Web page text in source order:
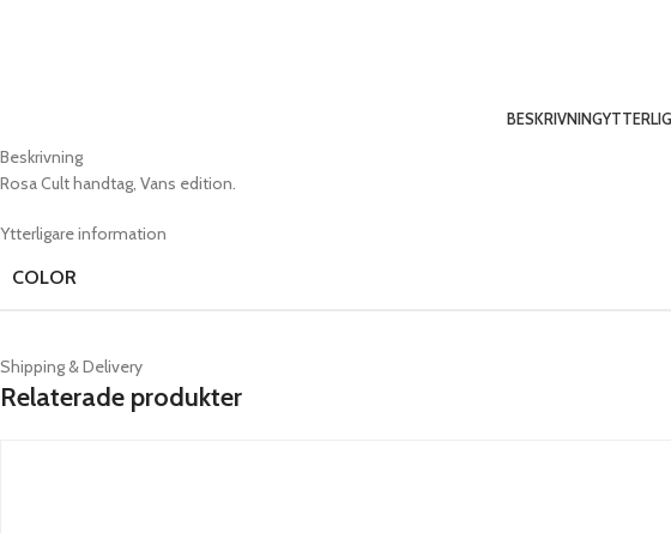
BESKRIVNING
Beskrivning
Rosa Cult handtag, Vans edition.
Ytterligare information
COLOR
Shipping & Delivery
Relaterade produkter